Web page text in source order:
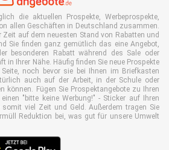
die aktuellen Prospekte, Werbeprospekte,
allen Geschäften in Deutschland zusammen.
Zeit auf dem neuesten Stand von Rabatten und
Sie finden ganz gemütlich das eine Angebot,
besonderen Rabatt während des Sale oder
in Ihrer Nähe. Häufig finden Sie neue Prospekte
noch bevor sie bei Ihnen im Briefkasten
auch auf der Arbeit, in der Schule oder
können. Fügen Sie Prospektangebote zu Ihren
"bitte keine Werbung!" - Sticker auf Ihren
viel Zeit und Geld. Außerdem tragen Sie
Reduktion bei, was gut für unsere Umwelt